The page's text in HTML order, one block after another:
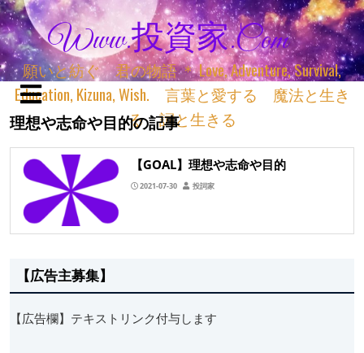
Www.投資家.com
願いと紡ぐ 君の物語 ＊ Love, Adventure, Survival,
Education, Kizuna, Wish. 言葉と愛する 魔法と生き
る 詞と生きる
理想や志命や目的の記事
【GOAL】理想や志命や目的
2021-07-30 投詞家
【広告主募集】
【広告欄】テキストリンク付与します